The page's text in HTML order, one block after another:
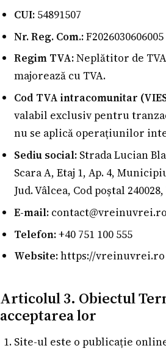
CUI:54891507
Nr. Reg. Com.:F2026030606005
Regim TVA:Neplătitor de
majorează cu TVA.
Cod TVA intracomunitar
valabil exclusiv pentru
nu se aplică operațiunilor
Sediu social:Strada Lucian
Scara A, Etaj 1, Ap. 4,
Jud. Vâlcea, Cod poștal
E-mail: contact@vreinuvrei.ro
Telefon:+40 751 100 555
Website:https://vreinuvrei.ro
Articolul 3. Obiectul
acceptarea lor
Site-ul este o publicație